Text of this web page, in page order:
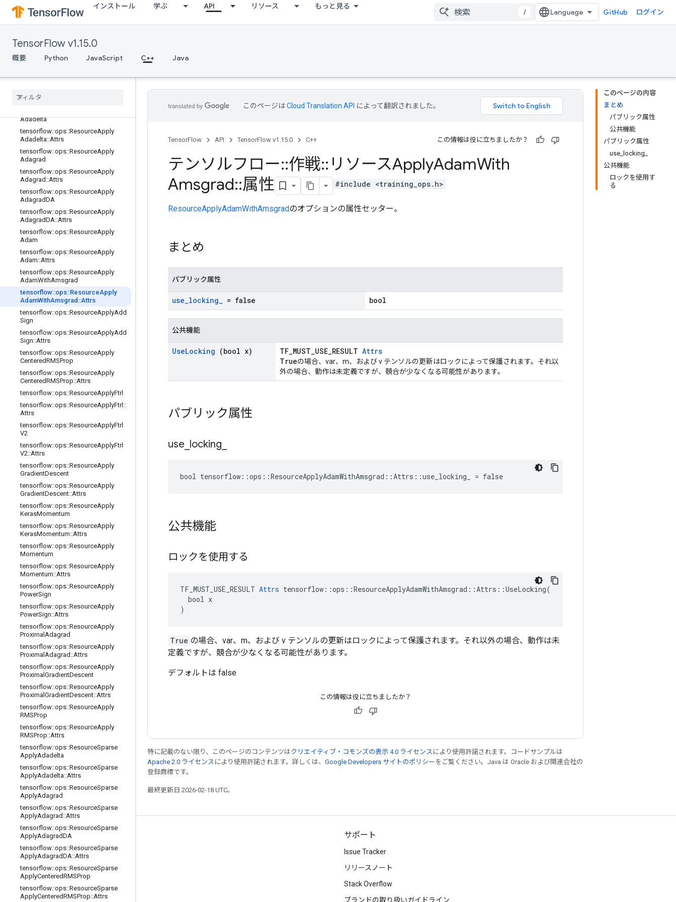
インストール 学ぶ API リソース もっと見る
/ GitHub ログイン
TensorFlow v1.15.0
概要 Python JavaScript C++ Java
rad
tensorflow::ops::ApplyProximalAdag
rad::Attrs
tensorflow::ops::ApplyProximalGradi
entDescent
tensorflow::ops::ApplyProximalGradi
tensorflow::ops::ApplyRMSProp
Attrs
Adadelta
tensorflow::ops::ResourceApply
Adadelta::Attrs
tensorflow::ops::ResourceApply
Adagrad
tensorflow::ops::ResourceApply
Adagrad ::Attrs
tensorflow::ops::ResourceApply
AdagradDA
tensorflow::ops::ResourceApply
AdagradDA::Attrs
tensorflow::ops::ResourceApply
Adam
tensorflow::ops::ResourceApply
Adam::Attrs
tensorflow::ops::ResourceApply
AdamWithAmsgrad
tensorflow::ops::ResourceApply
AdamWithAmsgrad ::Attrs
tensorflow::ops::ResourceApplyAdd
Sign
tensorflow::ops::ResourceApplyAdd
Sign::Attrs
tensorflow::ops::ResourceApply
CenteredRMSProp
tensorflow::ops::ResourceApply
CenteredRMSProp::Attrs
tensorflow::ops::ResourceApplyFtrl
tensorflow::ops::ResourceApplyFtrl ::
Attrs
tensorflow::ops::ResourceApplyFtrl
V2
tensorflow::ops::ResourceApplyFtrl
V2::Attrs
tensorflow::ops::ResourceApply
GradientDescent
tensorflow::ops::ResourceApply
GradientDescent::Attrs
tensorflow::ops::ResourceApply
KerasMomentum
tensorflow::ops::ResourceApply
KerasMomentum::Attrs
tensorflow::ops::ResourceApply
Momentum
tensorflow::ops::ResourceApply
Momentum::Attrs
tensorflow::ops::ResourceApply
PowerSign
tensorflow::ops::ResourceApply
PowerSign::Attrs
tensorflow::ops::ResourceApply
Proximal Adagrad
tensorflow::ops::ResourceApply
Proximal Adagrad ::Attrs
tensorflow::ops::ResourceApply
Proximal GradientDescent
tensorflow::ops::ResourceApply
Proximal GradientDescent::Attrs
tensorflow::ops::ResourceApply
RMSProp
tensorflow::ops::ResourceApply
RMSProp::Attrs
tensorflow::ops::ResourceSparse
ApplyAdadelta
tensorflow::ops::ResourceSparse
ApplyAdadelta::Attrs
tensorflow::ops::ResourceSparse
ApplyAdagrad
tensorflow::ops::ResourceSparse
ApplyAdagrad ::Attrs
tensorflow::ops::ResourceSparse
ApplyAdagradDA
tensorflow::ops::ResourceSparse
ApplyAdagradDA::Attrs
tensorflow::ops::ResourceSparse
ApplyCenteredRMSProp
tensorflow::ops::ResourceSparse
ApplyCenteredRMSProp::Attrs
このページの内容
まとめ
パブリック属性
公共機能
パブリック属性
use_locking_
公共機能
ロックを使用す
る
このページはCloud Translation API によって翻訳されました。
TensorFlow API TensorFlow v1.15.0 C++ この情報は役に立ちましたか？
テンソルフロー::作戦:: リソースApplyAdamWith
Amsgrad::属性 #include <training_ops.h>
ResourceApplyAdamWithAmsgradのオプションの属性セッター。
まとめ
パブリック属性
use_locking_ = false bool
公共機能
UseLocking (bool x) TF_MUST_USE_RESULT Attrs
Trueの場合、var、m、および v テンソルの更新はロックによって保護されます。それ以
外の場合、動作は未定義ですが、競合が少なくなる可能性があります。
パブリック属性
use locking
bool tensorflow::ops::ResourceApplyAdamWithAmsgrad::Attrs::use_locking_ = false
公共機能
ロックを使用する
TF_MUST_USE_RESULT Attrs tensorflow::ops::ResourceApplyAdamWithAmsgrad::Attrs::UseLocking(
  bool x
)
True の場合、var、m、および v テンソルの更新はロックによって保護されます。それ以外の場合、動作は未
定義ですが、競合が少なくなる可能性があります。
デフォルトは false
この情報は役に立ちましたか？
特に記載のない限り、このページのコンテンツはクリエイティブ・コモンズの表示 4.0 ライセンス により使用許諾されます。コードサンプルは
Apache 2.0 ライセンス により使用許諾されます。詳しくは、 Google Developers サイトのポリシー をご覧ください。Java は Oracle および関連会社の
登録商標です。
最終更新日 2026-02-18 UTC。
つながる
ブログ
フォーラム
Twitter
サポート
Issue Tracker
リリースノート
Stack Overflow
ブランドの取り扱いガイドライン